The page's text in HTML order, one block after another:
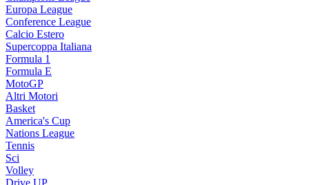
Europa League
Conference League
Calcio Estero
Supercoppa Italiana
Formula 1
Formula E
MotoGP
Altri Motori
Basket
America's Cup
Nations League
Tennis
Sci
Volley